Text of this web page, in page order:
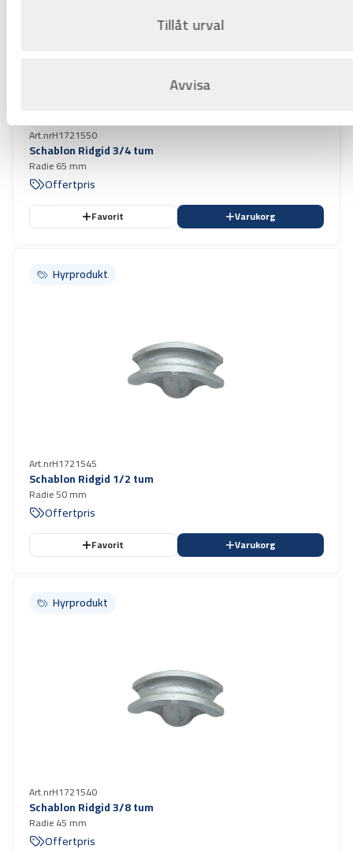
Tillåt urval
Avvisa
Art.nrH1721550
Schablon Ridgid 3/4 tum
Radie 65 mm
Offertpris
Favorit Varukorg
Hyrprodukt
Hyrprodukt
Art.nrH1721545
Schablon Ridgid 1/2 tum
Radie 50 mm
Offertpris
Favorit Varukorg
Hyrprodukt
Hyrprodukt
Art.nrH1721540
Schablon Ridgid 3/8 tum
Radie 45 mm
Offertpris